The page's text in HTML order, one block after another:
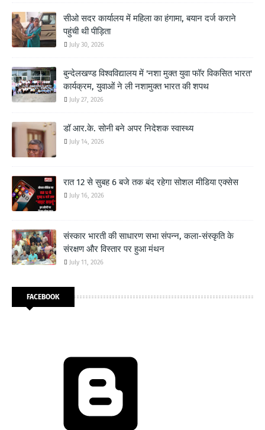
सीओ सदर कार्यालय में महिला का हंगामा, बयान दर्ज कराने
पहुंची थी पीड़िता
July 30, 2026
बुन्देलखण्ड विश्वविद्यालय में 'नशा मुक्त युवा फॉर विकसित भारत'
कार्यक्रम, युवाओं ने ली नशामुक्त भारत की शपथ
July 27, 2026
डॉ आर.के. सोनी बने अपर निदेशक स्वास्थ्य
July 14, 2026
रात 12 से सुबह 6 बजे तक बंद रहेगा सोशल मीडिया एक्सेस
July 16, 2026
संस्कार भारती की साधारण सभा संपन्न, कला-संस्कृति के
संरक्षण और विस्तार पर हुआ मंथन
July 11, 2026
FACEBOOK